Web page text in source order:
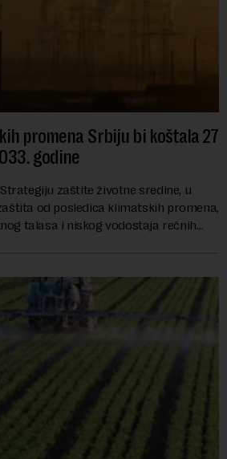
promena Srbiju bi koštala 27
godine
zaštite životne sredine, u
od posledica klimatskih promena,
talasa i niskog vodostaja rečnih